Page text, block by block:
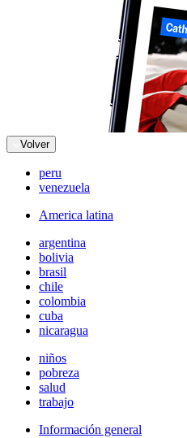
Volver
peru
venezuela
America latina
argentina
bolivia
brasil
chile
colombia
cuba
nicaragua
niños
pobreza
salud
trabajo
Información general